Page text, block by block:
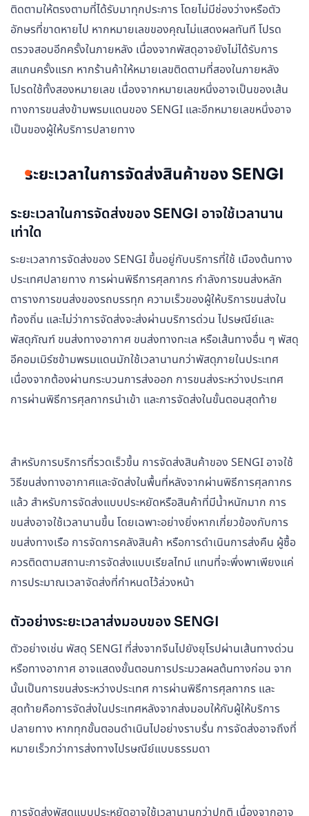
ติดตามให้ตรงตามที่ได้รับมาทุกประการ โดยไม่มีช่องว่างหรือตัว
อักษรที่ขาดหายไป หากหมายเลขของคุณไม่แสดงผลทันที โปรด
ตรวจสอบอีกครั้งในภายหลัง เนื่องจากพัสดุอาจยังไม่ได้รับการ
สแกนครั้งแรก หากร้านค้าให้หมายเลขติดตามที่สองในภายหลัง
โปรดใช้ทั้งสองหมายเลข เนื่องจากหมายเลขหนึ่งอาจเป็นของเส้น
ทางการขนส่งข้ามพรมแดนของ SENGI และอีกหมายเลขหนึ่งอาจ
เป็นของผู้ให้บริการปลายทาง
ระยะเวลาในการจัดส่งสินค้าของ SENGI
ระยะเวลาในการจัดส่งของ SENGI อาจใช้เวลานาน
เท่าใด
ระยะเวลาการจัดส่งของ SENGI ขึ้นอยู่กับบริการที่ใช้ เมืองต้นทาง
ประเทศปลายทาง การผ่านพิธีการศุลกากร กำลังการขนส่งหลัก
ตารางการขนส่งของรถบรรทุก ความเร็วของผู้ให้บริการขนส่งใน
ท้องถิ่น และไม่ว่าการจัดส่งจะส่งผ่านบริการด่วน ไปรษณีย์และ
พัสดุภัณฑ์ ขนส่งทางอากาศ ขนส่งทางทะเล หรือเส้นทางอื่น ๆ พัสดุ
อีคอมเมิร์ซข้ามพรมแดนมักใช้เวลานานกว่าพัสดุภายในประเทศ
เนื่องจากต้องผ่านกระบวนการส่งออก การขนส่งระหว่างประเทศ
การผ่านพิธีการศุลกากรนำเข้า และการจัดส่งในขั้นตอนสุดท้าย
สำหรับการบริการที่รวดเร็วขึ้น การจัดส่งสินค้าของ SENGI อาจใช้
วิธีขนส่งทางอากาศและจัดส่งในพื้นที่หลังจากผ่านพิธีการศุลกากร
แล้ว สำหรับการจัดส่งแบบประหยัดหรือสินค้าที่มีน้ำหนักมาก การ
ขนส่งอาจใช้เวลานานขึ้น โดยเฉพาะอย่างยิ่งหากเกี่ยวข้องกับการ
ขนส่งทางเรือ การจัดการคลังสินค้า หรือการดำเนินการส่งคืน ผู้ซื้อ
ควรติดตามสถานะการจัดส่งแบบเรียลไทม์ แทนที่จะพึ่งพาเพียงแค่
การประมาณเวลาจัดส่งที่กำหนดไว้ล่วงหน้า
ตัวอย่างระยะเวลาส่งมอบของ SENGI
ตัวอย่างเช่น พัสดุ SENGI ที่ส่งจากจีนไปยังยุโรปผ่านเส้นทางด่วน
หรือทางอากาศ อาจแสดงขั้นตอนการประมวลผลต้นทางก่อน จาก
นั้นเป็นการขนส่งระหว่างประเทศ การผ่านพิธีการศุลกากร และ
สุดท้ายคือการจัดส่งในประเทศหลังจากส่งมอบให้กับผู้ให้บริการ
ปลายทาง หากทุกขั้นตอนดำเนินไปอย่างราบรื่น การจัดส่งอาจถึงที่
หมายเร็วกว่าการส่งทางไปรษณีย์แบบธรรมดา
การจัดส่งพัสดุแบบประหยัดอาจใช้เวลานานกว่าปกติ เนื่องจากอาจ